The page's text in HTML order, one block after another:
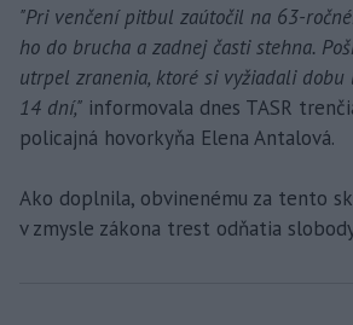
"Pri venčení pitbul zaútočil na 63-
ho do brucha a zadnej časti stehna.
utrpel zranenia, ktoré si vyžiadali
14 dní," informovala dnes TASR
policajná hovorkyňa Elena Antalová.
Ako doplnila, obvinenému za tento
v zmysle zákona trest odňatia